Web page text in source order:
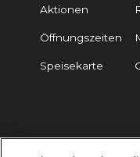
Aktionen
Öffnungszeiten
Speisekarte